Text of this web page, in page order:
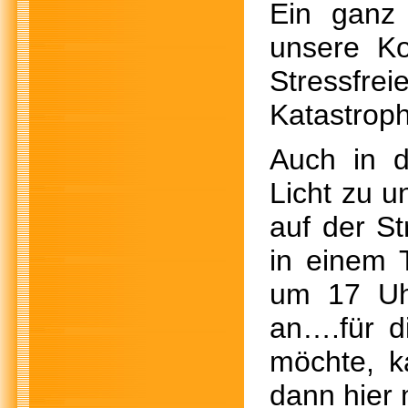
Ein
unsere
Auch in
Licht zu
auf der
in einem
um 17
an….für
möchte,
dann hier